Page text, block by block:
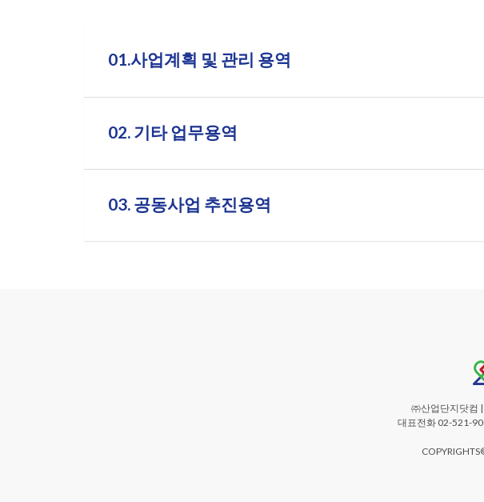
01.사업계획 및 관리 용역
02. 기타 업무용역
03. 공동사업 추진용역
㈜산업단지닷컴
대표전화 02-521-